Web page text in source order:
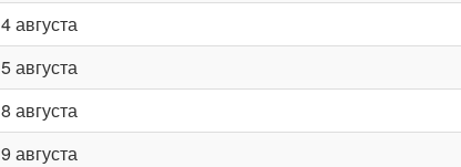
4 августа
5 августа
8 августа
9 августа